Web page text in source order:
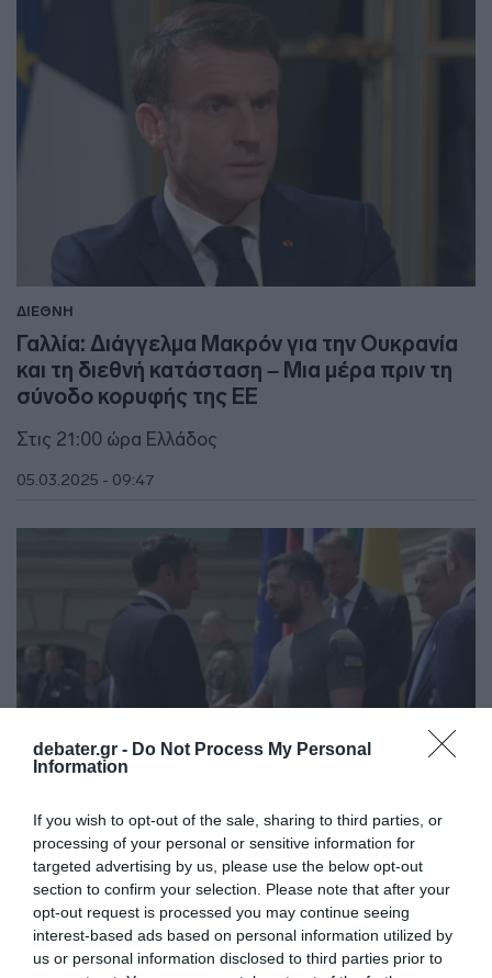
debater.gr - Do Not Process My Personal
Information
If you wish to opt-out of the sale, sharing to third parties, or
processing of your personal or sensitive information for
targeted advertising by us, please use the below opt-out
section to confirm your selection. Please note that after your
opt-out request is processed you may continue seeing
interest-based ads based on personal information utilized by
us or personal information disclosed to third parties prior to
ΔΙΕΘΝΗ
Γαλλία: Διάγγελμα Μακρόν για την Ουκρανία
και τη διεθνή κατάσταση – Μια μέρα πριν τη
σύνοδο κορυφής της ΕΕ
Στις 21:00 ώρα Ελλάδος
05.03.2025 - 09:47
ΔΙΕΘΝΗ
Ουκρανία: Εκεχειρία για ένα μήνα προτείνει η
Γαλλία – Το σχέδιο Μακρόν
"Τεστ για τον Πούτιν η μηνιαία εκεχειρία" τονίζει ο